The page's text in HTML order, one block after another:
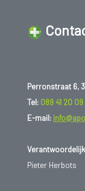
Perronstraat 6,
Tel: 089 41 20 09
E-mail:
Pieter Herbots